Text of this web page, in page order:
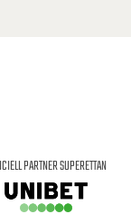
PARTNER SUPERETTAN